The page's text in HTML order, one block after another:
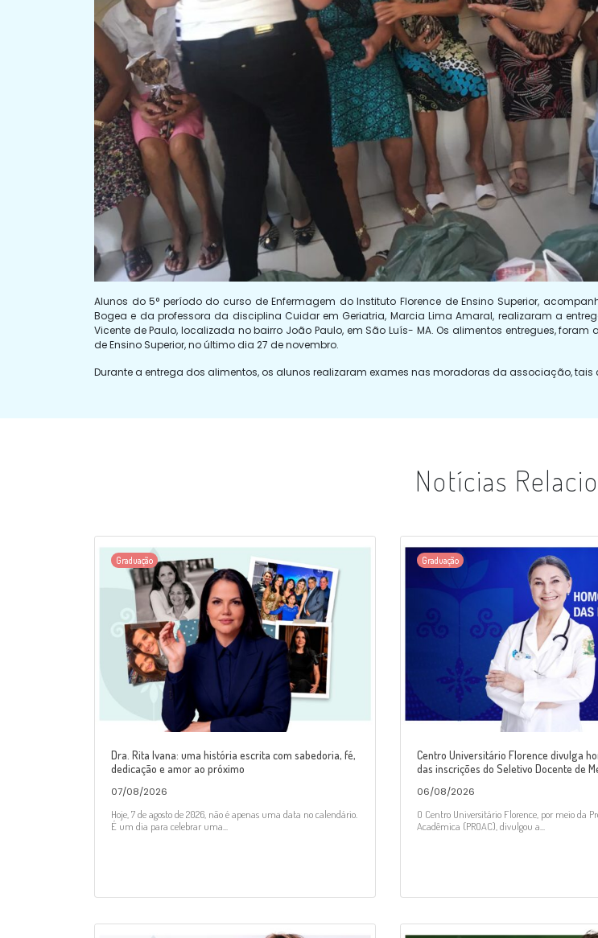
Alunos do 5° período do curso de Enfermagem do Instituto Florence de Ensino Superior,
Bogea e da professora da disciplina Cuidar em Geriatria, Marcia Lima Amaral, realizaram a
Vicente de Paulo, localizada no bairro João Paulo, em São Luís- MA. Os alimentos entregues,
de Ensino Superior, no último dia 27 de novembro.
Durante a entrega dos alimentos, os alunos realizaram exames nas moradoras da associação, tais
Notícias
Graduação
Dra. Rita Ivana: uma história escrita com sabedoria, fé,
dedicação e amor ao próximo
07/08/2026
Hoje, 7 de agosto de 2026, não é apenas uma data no calendário.
É um dia para celebrar uma...
Graduação
Centro Universitário Florence divulga
das inscrições do Seletivo Docente de
06/08/2026
O Centro Universitário Florence, por meio da
Acadêmica (PROAC), divulgou a...